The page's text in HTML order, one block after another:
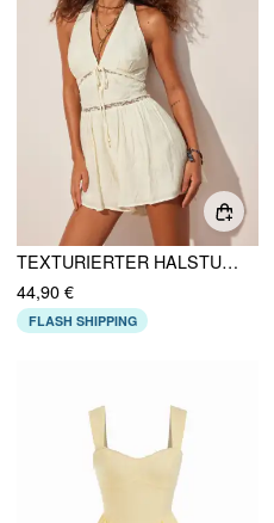
TEXTURIERTER HALSTUCH-AUSSCHNITT SPITZENBESATZ SCHLEIFE MID RISE STRAMPLER
44,90 €
FLASH SHIPPING